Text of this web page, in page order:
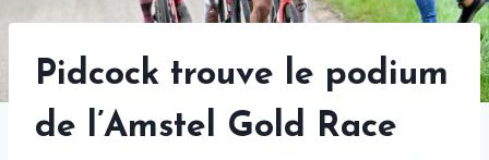
Pidcock trouve le podium
de l’Amstel Gold Race